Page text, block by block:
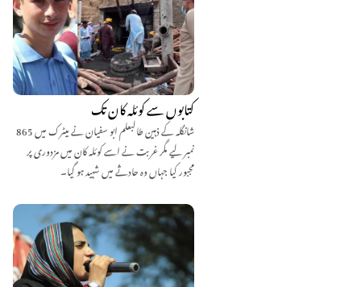
کتابوں سے کوئلہ کان تک
شانگلہ کے ذہین طالبعلم ابو سفیان نے میٹرک میں 865
نمبر لیے مگر غربت نے اسے کوئلہ کان میں مزدوری پر
مجبور کیا جہاں وہ حادثے میں شہید ہو گیا۔